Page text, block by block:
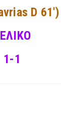
D 61')
1-1